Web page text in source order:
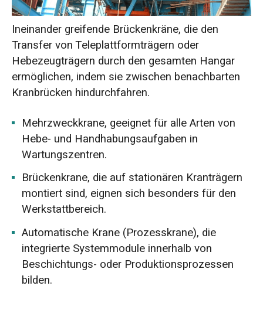
Ineinander greifende Brückenkräne, die den
Transfer von Teleplattformträgern oder
Hebezeugträgern durch den gesamten Hangar
ermöglichen, indem sie zwischen benachbarten
Kranbrücken hindurchfahren.
Mehrzweckkrane, geeignet für alle Arten von
Hebe- und Handhabungsaufgaben in
Wartungszentren.
Brückenkrane, die auf stationären Kranträgern
montiert sind, eignen sich besonders für den
Werkstattbereich.
Automatische Krane (Prozesskrane), die
integrierte Systemmodule innerhalb von
Beschichtungs- oder Produktionsprozessen
bilden.